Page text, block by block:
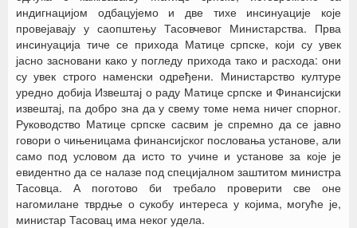
индигнацијом одбацујемо и две тихе инсинуације које
провејавају у саопштењу Тасовчевог Министарства. Прва
инсинуација тиче се прихода Матице српске, који су увек
јасно засновани како у погледу прихода тако и расхода: они
су увек строго наменски одређени. Министарство културе
уредно добија Извештај о раду Матице српске и Финансијски
извештај, па добро зна да у свему томе нема ничег спорног.
Руководство Матице српске сасвим је спремно да се јавно
говори о чињеницама финансијског пословања установе, али
само под условом да исто то учине и установе за које је
евидентно да се налазе под специјалном заштитом министра
Тасовца. А поготово би требало проверити све оне
нагомилане тврдње о сукобу интереса у којима, могуће је,
министар Тасовац има неког удела.